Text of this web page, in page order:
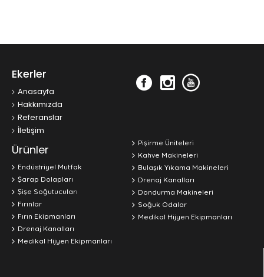
Ekerler
Anasayfa
Hakkımızda
Referanslar
İletişim
Ürünler
Endüstriyel Mutfak
Şarap Dolapları
Şişe Soğutucuları
Fırınlar
Fırın Ekipmanları
Drenaj Kanalları
Medikal Hijyen Ekipmanları
Pişirme Üniteleri
Kahve Makineleri
Bulaşık Yıkama Makineleri
Drenaj Kanalları
Dondurma Makineleri
Soğuk Odalar
Medikal Hijyen Ekipmanları